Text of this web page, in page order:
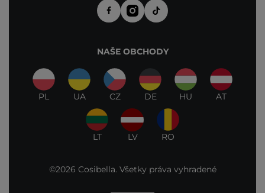
NAŠE OBCHODY
PL UA CZ DE HU AT
LT LV RO
©2026 Cosibella. Všetky práva vyhradené